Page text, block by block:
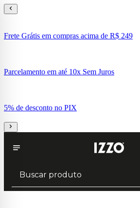
Frete Grátis em compras acima de R$ 249
Parcelamento em até 10x Sem Juros
5% de desconto no PIX